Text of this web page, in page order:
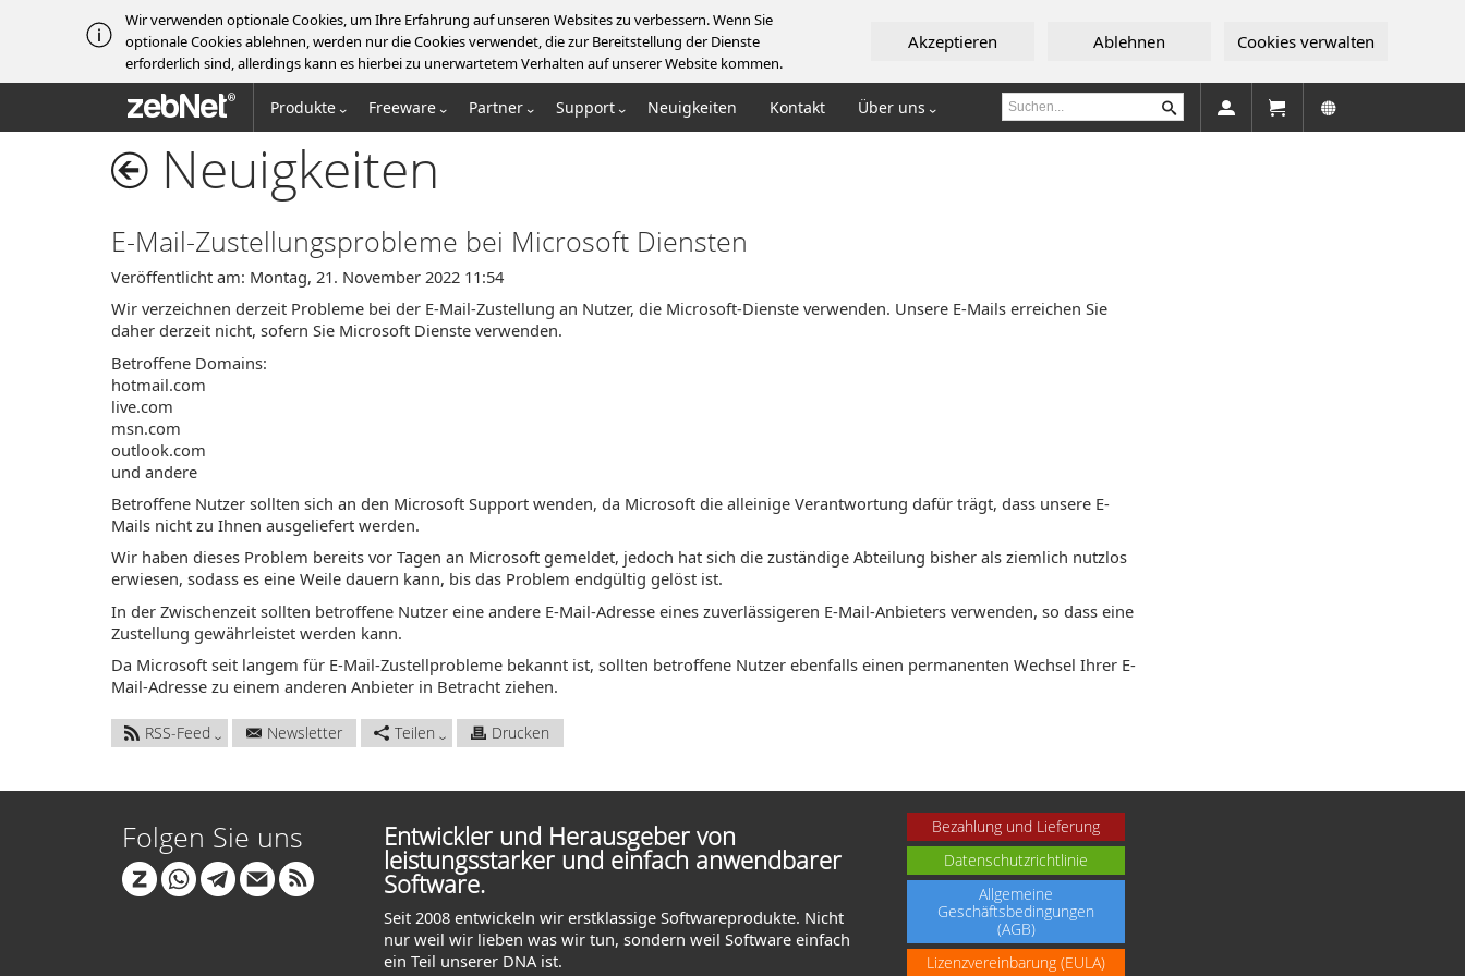
Wir verwenden optionale Cookies, um Ihre Erfahrung auf unseren Websites zu verbessern. Wenn Sie
optionale Cookies ablehnen, werden nur die Cookies verwendet, die zur Bereitstellung der Dienste
erforderlich sind, allerdings kann es hierbei zu unerwartetem Verhalten auf unserer Website kommen.
Akzeptieren Ablehnen Cookies verwalten
zebNet® Produkte Freeware Partner Support Neuigkeiten Kontakt Über uns
Neuigkeiten
E-Mail-Zustellungsprobleme bei Microsoft Diensten
Veröffentlicht am: Montag, 21. November 2022 11:54
Wir verzeichnen derzeit Probleme bei der E-Mail-Zustellung an Nutzer, die Microsoft-Dienste verwenden. Unsere E-Mails erreichen Sie
daher derzeit nicht, sofern Sie Microsoft Dienste verwenden.
Betroffene Domains:
hotmail.com
live.com
msn.com
outlook.com
und andere
Betroffene Nutzer sollten sich an den Microsoft Support wenden, da Microsoft die alleinige Verantwortung dafür trägt, dass unsere E-
Mails nicht zu Ihnen ausgeliefert werden.
Wir haben dieses Problem bereits vor Tagen an Microsoft gemeldet, jedoch hat sich die zuständige Abteilung bisher als ziemlich nutzlos
erwiesen, sodass es eine Weile dauern kann, bis das Problem endgültig gelöst ist.
In der Zwischenzeit sollten betroffene Nutzer eine andere E-Mail-Adresse eines zuverlässigeren E-Mail-Anbieters verwenden, so dass eine
Zustellung gewährleistet werden kann.
Da Microsoft seit langem für E-Mail-Zustellprobleme bekannt ist, sollten betroffene Nutzer ebenfalls einen permanenten Wechsel Ihrer E-
Mail-Adresse zu einem anderen Anbieter in Betracht ziehen.
RSS-Feed Newsletter Teilen Drucken
Folgen Sie uns Entwickler und Herausgeber von
leistungsstarker und einfach anwendbarer
Software.
Seit 2008 entwickeln wir erstklassige Softwareprodukte. Nicht
nur weil wir lieben was wir tun, sondern weil Software einfach
ein Teil unserer DNA ist.
Bezahlung und Lieferung
Datenschutzrichtlinie
Allgemeine
Geschäftsbedingungen
(AGB)
Lizenzvereinbarung (EULA)